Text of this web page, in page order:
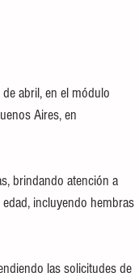
abril, en el módulo
Aires, en
brindando atención a
incluyendo hembras
las solicitudes de